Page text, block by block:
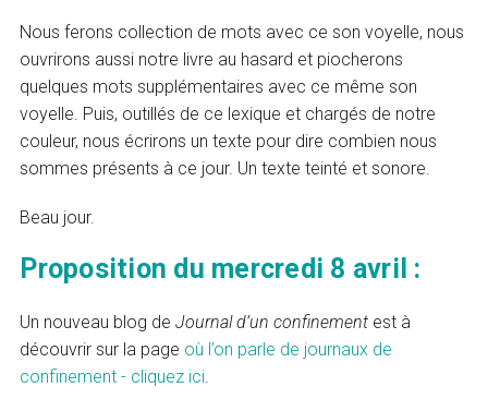
Nous ferons collection de mots avec ce son voyelle, nous
ouvrirons aussi notre livre au hasard et piocherons
quelques mots supplémentaires avec ce même son
voyelle. Puis, outillés de ce lexique et chargés de notre
couleur, nous écrirons un texte pour dire combien nous
sommes présents à ce jour. Un texte teinté et sonore.
Beau jour.
Proposition du mercredi 8 avril :
Un nouveau blog deJournal d’un confinement est à
découvrir sur la page où l’on parle de journaux de
confinement - cliquez ici.